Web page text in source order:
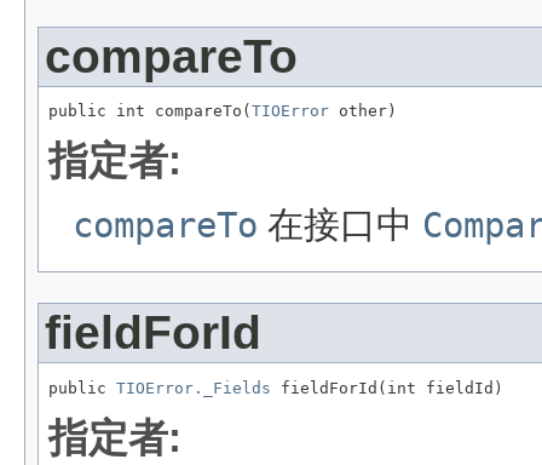
compareTo
public int compareTo( TIOError other)
指定者:
compareTo 在接口中
fieldForId
public TIOError._Fields fieldForId(int fieldId)
指定者: